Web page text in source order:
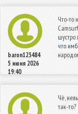
baron123484
5 июня 2026
19:40
Что-то
шустро
что
Чё,
так-то?